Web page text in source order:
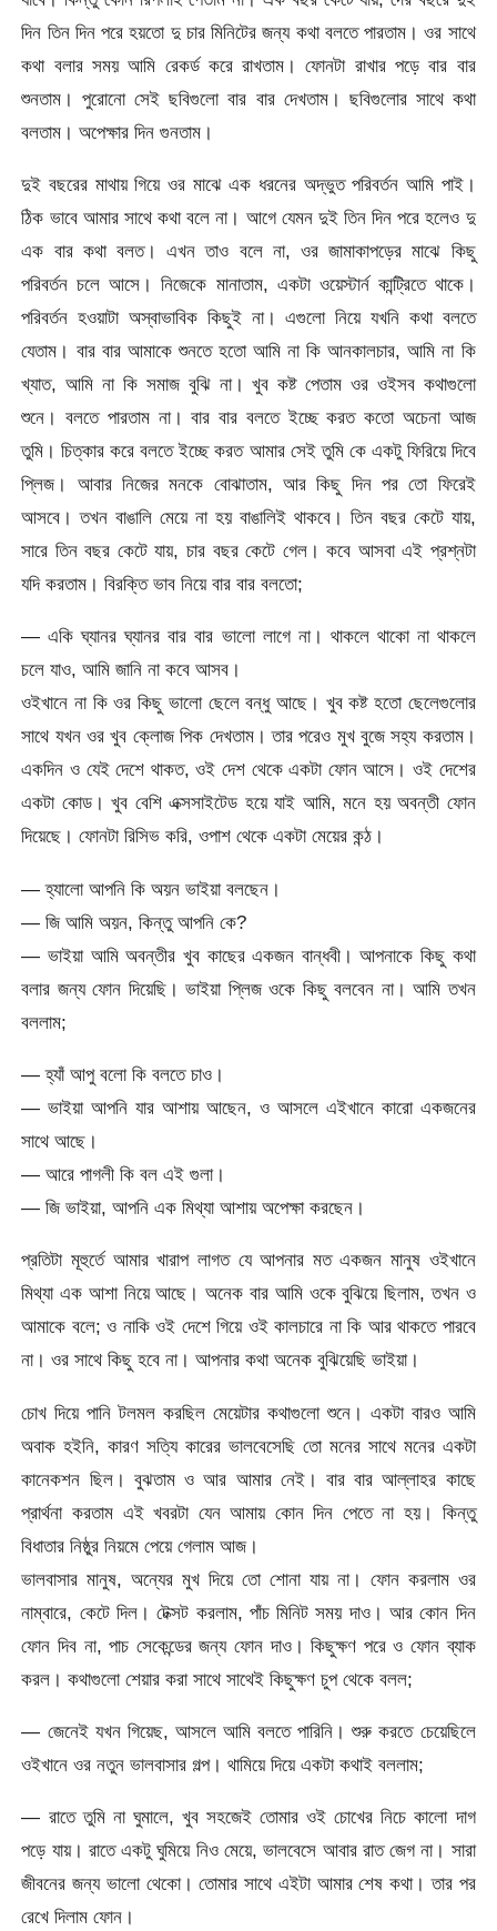
দিন তিন দিন পরে হয়তো দু চার মিনিটের জন্য কথা বলতে পারতাম। ওর সাথে
কথা বলার সময় আমি রেকর্ড করে রাখতাম। ফোনটা রাখার পড়ে বার বার
শুনতাম। পুরোনো সেই ছবিগুলো বার বার দেখতাম। ছবিগুলোর সাথে কথা
বলতাম। অপেক্ষার দিন গুনতাম।
দুই বছরের মাথায় গিয়ে ওর মাঝে এক ধরনের অদ্ভুত পরিবর্তন আমি পাই।
ঠিক ভাবে আমার সাথে কথা বলে না। আগে যেমন দুই তিন দিন পরে হলেও দু
এক বার কথা বলত। এখন তাও বলে না, ওর জামাকাপড়ের মাঝে কিছু
পরিবর্তন চলে আসে। নিজেকে মানাতাম, একটা ওয়েস্টার্ন কান্ট্রিতে থাকে।
পরিবর্তন হওয়াটা অস্বাভাবিক কিছুই না। এগুলো নিয়ে যখনি কথা বলতে
যেতাম। বার বার আমাকে শুনতে হতো আমি না কি আনকালচার, আমি না কি
খ্যাত, আমি না কি সমাজ বুঝি না। খুব কষ্ট পেতাম ওর ওইসব কথাগুলো
শুনে। বলতে পারতাম না। বার বার বলতে ইচ্ছে করত কতো অচেনা আজ
তুমি। চিত্কার করে বলতে ইচ্ছে করত আমার সেই তুমি কে একটু ফিরিয়ে দিবে
প্লিজ। আবার নিজের মনকে বোঝাতাম, আর কিছু দিন পর তো ফিরেই
আসবে। তখন বাঙালি মেয়ে না হয় বাঙালিই থাকবে। তিন বছর কেটে যায়,
সারে তিন বছর কেটে যায়, চার বছর কেটে গেল। কবে আসবা এই প্রশ্নটা
যদি করতাম। বিরক্তি ভাব নিয়ে বার বার বলতো;
— একি ঘ্যানর ঘ্যানর বার বার ভালো লাগে না। থাকলে থাকো না থাকলে
চলে যাও, আমি জানি না কবে আসব।
ওইখানে না কি ওর কিছু ভালো ছেলে বন্ধু আছে। খুব কষ্ট হতো ছেলেগুলোর
সাথে যখন ওর খুব ক্লোজ পিক দেখতাম। তার পরেও মুখ বুজে সহ্য করতাম।
একদিন ও যেই দেশে থাকত, ওই দেশ থেকে একটা ফোন আসে। ওই দেশের
একটা কোড। খুব বেশি এক্সসাইটেড হয়ে যাই আমি, মনে হয় অবন্তী ফোন
দিয়েছে। ফোনটা রিসিভ করি, ওপাশ থেকে একটা মেয়ের কন্ঠ।
— হ্যালো আপনি কি অয়ন ভাইয়া বলছেন।
— জি আমি অয়ন, কিন্তু আপনি কে?
— ভাইয়া আমি অবন্তীর খুব কাছের একজন বান্ধবী। আপনাকে কিছু কথা
বলার জন্য ফোন দিয়েছি। ভাইয়া প্লিজ ওকে কিছু বলবেন না। আমি তখন
বললাম;
— হ্যাঁ আপু বলো কি বলতে চাও।
— ভাইয়া আপনি যার আশায় আছেন, ও আসলে এইখানে কারো একজনের
সাথে আছে।
— আরে পাগলী কি বল এই গুলা।
— জি ভাইয়া, আপনি এক মিথ্যা আশায় অপেক্ষা করছেন।
প্রতিটা মূহুর্তে আমার খারাপ লাগত যে আপনার মত একজন মানুষ ওইখানে
মিথ্যা এক আশা নিয়ে আছে। অনেক বার আমি ওকে বুঝিয়ে ছিলাম, তখন ও
আমাকে বলে; ও নাকি ওই দেশে গিয়ে ওই কালচারে না কি আর থাকতে পারবে
না। ওর সাথে কিছু হবে না। আপনার কথা অনেক বুঝিয়েছি ভাইয়া।
চোখ দিয়ে পানি টলমল করছিল মেয়েটার কথাগুলো শুনে। একটা বারও আমি
অবাক হইনি, কারণ সত্যি কারের ভালবেসেছি তো মনের সাথে মনের একটা
কানেকশন ছিল। বুঝতাম ও আর আমার নেই। বার বার আল্লাহর কাছে
প্রার্থনা করতাম এই খবরটা যেন আমায় কোন দিন পেতে না হয়। কিন্তু
বিধাতার নিষ্ঠুর নিয়মে পেয়ে গেলাম আজ।
ভালবাসার মানুষ, অন্যের মুখ দিয়ে তো শোনা যায় না। ফোন করলাম ওর
নাম্বারে, কেটে দিল। টেক্সট করলাম, পাঁচ মিনিট সময় দাও। আর কোন দিন
ফোন দিব না, পাচ সেকেন্ডের জন্য ফোন দাও। কিছুক্ষণ পরে ও ফোন ব্যাক
করল। কথাগুলো শেয়ার করা সাথে সাথেই কিছুক্ষণ চুপ থেকে বলল;
— জেনেই যখন গিয়েছ, আসলে আমি বলতে পারিনি। শুরু করতে চেয়েছিলে
ওইখানে ওর নতুন ভালবাসার গল্প। থামিয়ে দিয়ে একটা কথাই বললাম;
— রাতে তুমি না ঘুমালে, খুব সহজেই তোমার ওই চোখের নিচে কালো দাগ
পড়ে যায়। রাতে একটু ঘুমিয়ে নিও মেয়ে, ভালবেসে আবার রাত জেগ না। সারা
জীবনের জন্য ভালো থেকো। তোমার সাথে এইটা আমার শেষ কথা। তার পর
রেখে দিলাম ফোন।